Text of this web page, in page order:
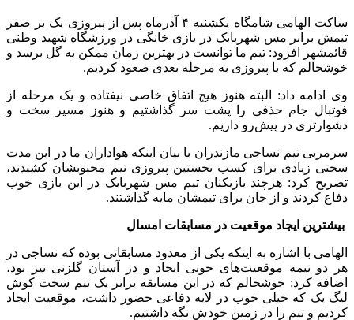
ساکت الهامی شامگاه یکشنبه ۴ آذرماه پس از پیروزی یک بر صفر
تیمش برابر مس شهربابک در بازی خانگی در ورزشگاه شهید وطنی
قائمشهر افزود: تیم ما توانست در بهترین زمان ممکن به گل برسد و
خوشحالم که با پیروزی به مرحله بعدی صعود کردیم.
وی ادامه داد: البته هنوز هیچ اتفاق خاصی نیفتاده و یک مرحله از
فوتبال جام حذفی را پشت سر گذاشتیم و هنوز مسیر سخت و
دشوارتری در پیش‌رو داریم.
سرمربی تیم نساجی مازندران با بیان اینکه هواداران ما در این مدت
سختی زیادی برای کسب نخستین پیروزی تیم محبوب‎شان کشیدند،
تصریح کرد: هرچند بازیکنان تیم مس شهربابک در این بازی خوب
دفاع کردند و از جان برای تیمشان مایه گذاشتند.
بیشترین ایجاد موقعیت در مسابقات امسال
الهامی با اشاره به اینکه یکی از معدود مسابقاتی بوده که نساجی در
هر دو نیمه موقعیت‌های خوبی ایجاد و در آستان گلزنی نیز بود،
اضافه کرد: خوشحالم که در این مسابقه برابر یک تیم سخت کوش
لیگ یک که خیلی خوب در لایه دفاعی حضور داشت، موقعیت ایجاد
کردیم و تیم را در زمین خودش نگه داشتیم.